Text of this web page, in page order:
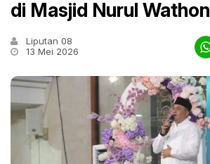
di Masjid Nurul Wathon
Liputan 08
13 Mei 2026